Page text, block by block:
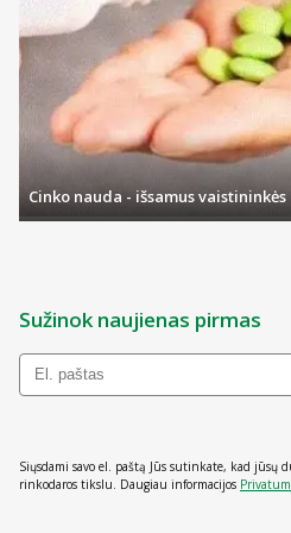
Cinko nauda - išsamus
Sužinok naujienas pirmas
Siųsdami savo el. paštą Jūs sutinkate, kad jūsų
rinkodaros tikslu. Daugiau informacijos